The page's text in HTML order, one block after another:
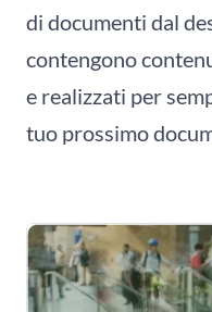
di documenti dal
contengono
e realizzati per
tuo prossimo